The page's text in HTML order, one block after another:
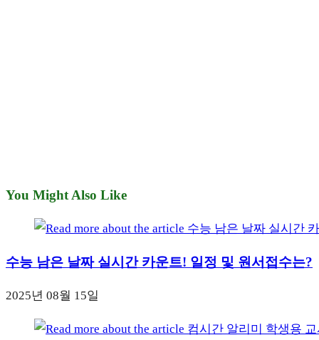
You Might Also Like
수능 남은 날짜 실시간 카운트! 일정 및 원서접수는?
2025년 08월 15일